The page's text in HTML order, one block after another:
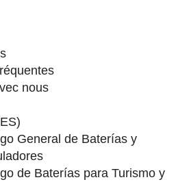
nous
General de Baterías y
de Baterías para Turismo y